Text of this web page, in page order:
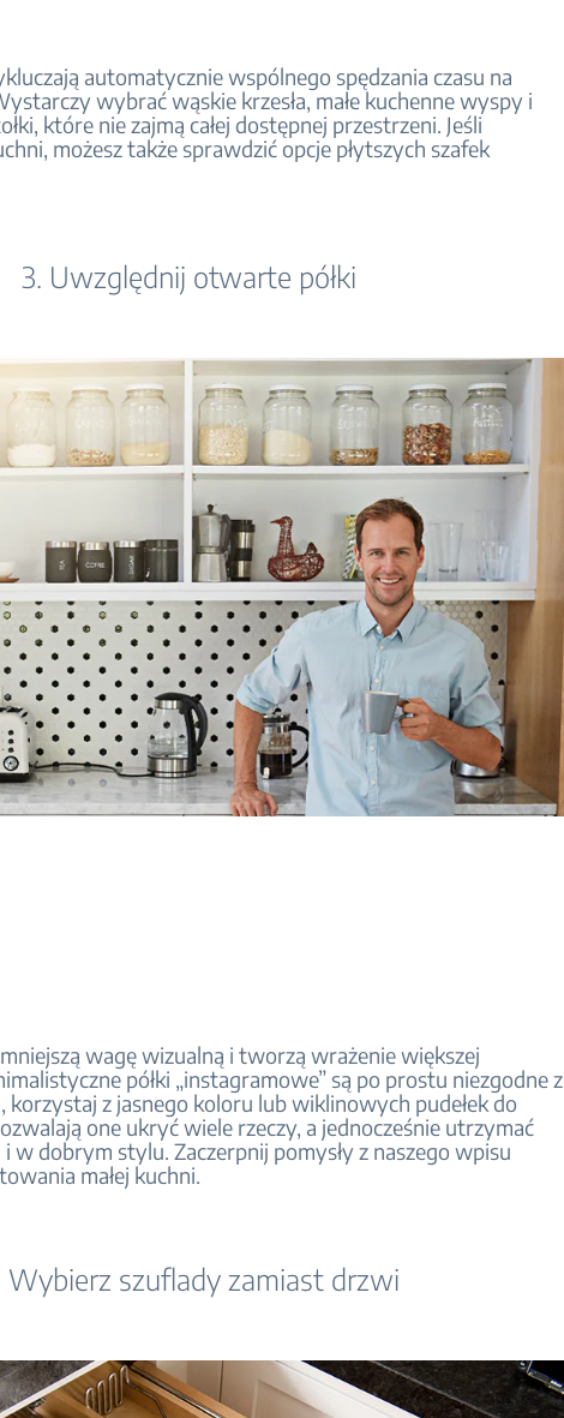
automatycznie wspólnego spędzania czasu na
wybrać wąskie krzesła, małe kuchenne wyspy i
które nie zajmą całej dostępnej przestrzeni. Jeśli
możesz także sprawdzić opcje płytszych szafek
3. Uwzględnij otwarte półki
wagę wizualną i tworzą wrażenie większej
półki „instagramowe” są po prostu niezgodne z
korzystaj z jasnego koloru lub wiklinowych pudełek do
one ukryć wiele rzeczy, a jednocześnie utrzymać
w dobrym stylu. Zaczerpnij pomysły z naszego wpisu
małej kuchni.
Wybierz szuflady zamiast drzwi